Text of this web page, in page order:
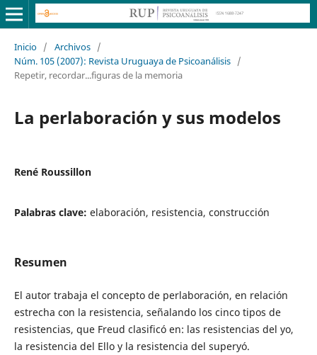
Inicio / Archivos /
Núm. 105 (2007): Revista Uruguaya de Psicoanálisis /
Repetir, recordar...figuras de la memoria
La perlaboración y sus modelos
René Roussillon
Palabras clave: elaboración, resistencia, construcción
Resumen
El autor trabaja el concepto de perlaboración, en relación
estrecha con la resistencia, señalando los cinco tipos de
resistencias, que Freud clasificó en: las resistencias del yo,
la resistencia del Ello y la resistencia del superyó.